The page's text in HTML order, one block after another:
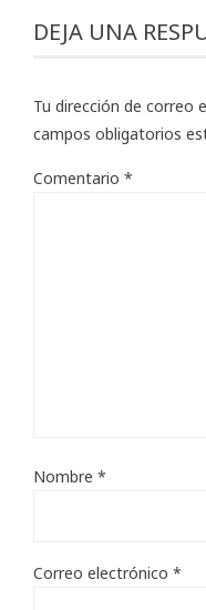
DEJA UNA
Tu dirección de correo
campos obligatorios
Comentario *
Nombre *
Correo electrónico *